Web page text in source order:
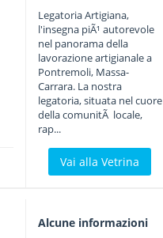
Legatoria Artigiana,
l'insegna piÃ¹ autorevole
nel panorama della
lavorazione artigianale a
Pontremoli, Massa-
Carrara. La nostra
legatoria, situata nel cuore
della comunitÃ locale,
rap...
Vai alla Vetrina
Alcune informazioni